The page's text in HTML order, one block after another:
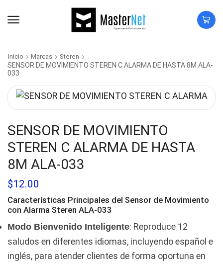
Inicio Marcas Steren
SENSOR DE MOVIMIENTO STEREN C ALARMA DE HASTA 8M ALA-
033
SENSOR DE MOVIMIENTO
STEREN C ALARMA DE HASTA
8M ALA-033
$12.00
Características Principales del Sensor de Movimiento
con Alarma Steren ALA-033
Modo Bienvenido Inteligente: Reproduce 12
saludos en diferentes idiomas, incluyendo español e
inglés, para atender clientes de forma oportuna en